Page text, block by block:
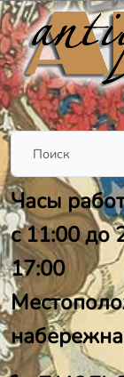
Часы
с 11:00 до
17:00